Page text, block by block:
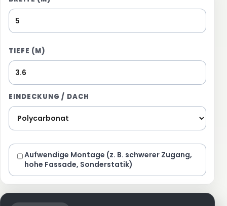
TIEFE (M)
EINDECKUNG / DACH
Aufwendige Montage (z. B. schwerer Zugang,
hohe Fassade, Sonderstatik)